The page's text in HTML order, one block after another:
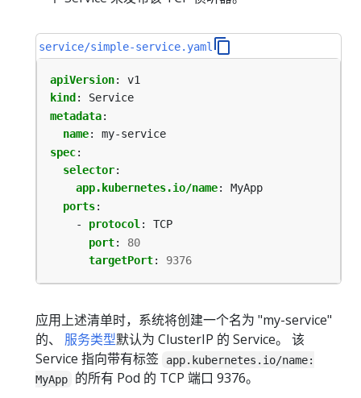
service/simple-service.yaml
apiVersion:
v1
kind :
Service
metadata:
name:
my-service
spec:
selector:
app.kubernetes.io/name:
MyApp
ports:
- protocol :
TCP
port:
80
targetPort: 9376
应用上述清单时，系统将创建一个名为 "my-service"
的、 服务类型默认为 ClusterIP 的 Service。 该
Service 指向带有标签
app.kubernetes.io/name:
MyApp
的所有 Pod 的 TCP 端口 9376。